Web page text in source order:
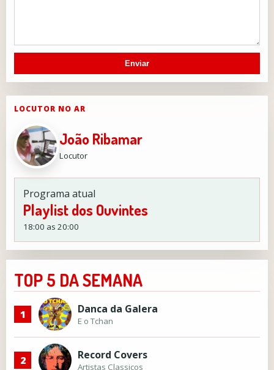
Enviar
LOCUTOR NO AR
João Ribamar
Locutor
Programa atual
Playlist dos Ouvintes
18:00 as 20:00
TOP 5 DA SEMANA
1 Danca da Galera
E o Tchan
2 Record Covers
Artistas Classicos